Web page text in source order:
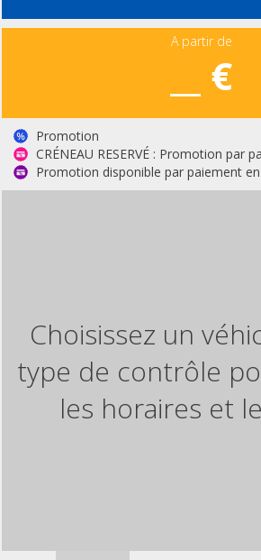
A partir de
__ €
Promotion
CRÉNEAU RESERVÉ : Promotion par
Promotion disponible par paiement
Choisissez un
type de contrôle
les horaires et